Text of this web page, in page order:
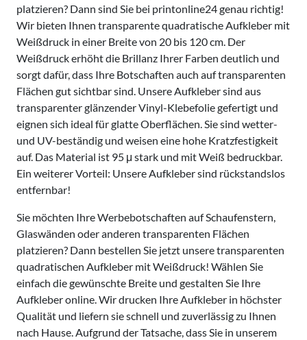
platzieren? Dann sind Sie bei printonline24 genau richtig!
Wir bieten Ihnen transparente quadratische Aufkleber mit
Weißdruck in einer Breite von 20 bis 120 cm. Der
Weißdruck erhöht die Brillanz Ihrer Farben deutlich und
sorgt dafür, dass Ihre Botschaften auch auf transparenten
Flächen gut sichtbar sind. Unsere Aufkleber sind aus
transparenter glänzender Vinyl-Klebefolie gefertigt und
eignen sich ideal für glatte Oberflächen. Sie sind wetter-
und UV-beständig und weisen eine hohe Kratzfestigkeit
auf. Das Material ist 95 μ stark und mit Weiß bedruckbar.
Ein weiterer Vorteil: Unsere Aufkleber sind rückstandslos
entfernbar!
Sie möchten Ihre Werbebotschaften auf Schaufenstern,
Glaswänden oder anderen transparenten Flächen
platzieren? Dann bestellen Sie jetzt unsere transparenten
quadratischen Aufkleber mit Weißdruck! Wählen Sie
einfach die gewünschte Breite und gestalten Sie Ihre
Aufkleber online. Wir drucken Ihre Aufkleber in höchster
Qualität und liefern sie schnell und zuverlässig zu Ihnen
nach Hause. Aufgrund der Tatsache, dass Sie in unserem